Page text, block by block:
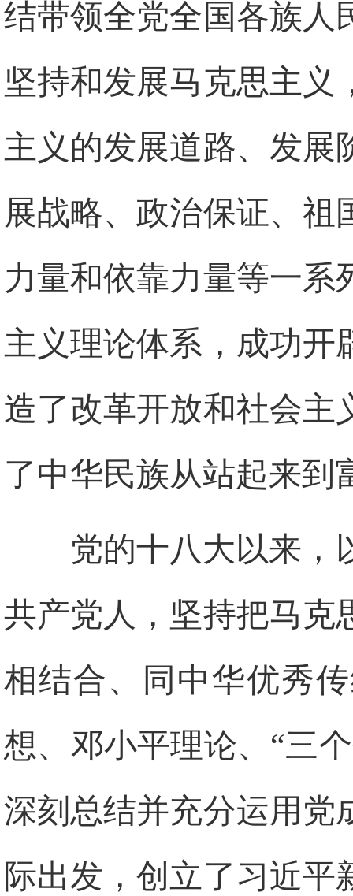
结带领全党全国各族人
坚持和发展马克思主义
主义的发展道路、发展
展战略、政治保证、祖
力量和依靠力量等一系
主义理论体系，成功开
造了改革开放和社会主
了中华民族从站起来到
党的十八大以来，
共产党人，坚持把马克
相结合、同中华优秀
想、邓小平理论、“三
深刻总结并充分运用党
际出发，创立了习近